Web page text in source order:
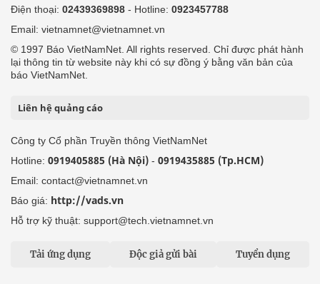
Điện thoại: 02439369898 - Hotline: 0923457788
Email: vietnamnet@vietnamnet.vn
© 1997 Báo VietNamNet. All rights reserved. Chỉ được phát hành
lại thông tin từ website này khi có sự đồng ý bằng văn bản của
báo VietNamNet.
Liên hệ quảng cáo
Công ty Cổ phần Truyền thông VietNamNet
Hotline: 0919405885 (Hà Nội) - 0919435885 (Tp.HCM)
Email: contact@vietnamnet.vn
Báo giá: http://vads.vn
Hỗ trợ kỹ thuật: support@tech.vietnamnet.vn
Tải ứng dụng Độc giả gửi bài Tuyển dụng